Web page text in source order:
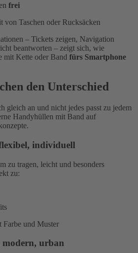
frei
von Taschen oder Rucksäcken
– Tickets zeigen, Navigation
beantworten – zeigt sich, wie
mit Kette oder Band fürs Smartphone
den Unterschied
gleich an und nicht jedes passt zu jedem
Handyhüllen mit Band auf
individuell
zu tragen, leicht und besonders
zu:
Farbe und Muster
urban